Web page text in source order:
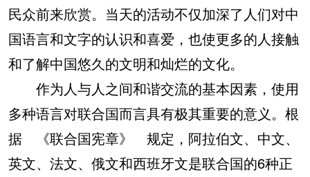
民众前来欣赏。当天的活动不仅加深了人们对中
国语言和文字的认识和喜爱，也使更多的人接触
和了解中国悠久的文明和灿烂的文化。
作为人与人之间和谐交流的基本因素，使用
多种语言对联合国而言具有极其重要的意义。根
据 《联合国宪章》 规定，阿拉伯文、中文、
英文、法文、俄文和西班牙文是联合国的6种正